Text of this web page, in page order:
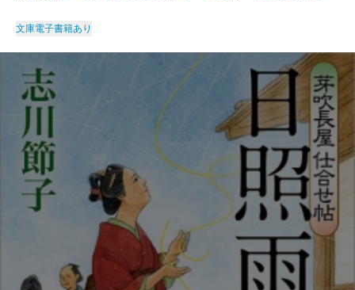
文庫電子書籍あり